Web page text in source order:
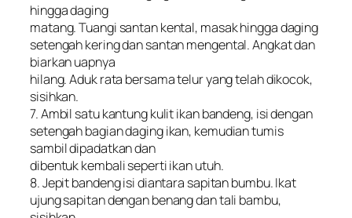
hingga daging
matang. Tuangi santan kental, masak hingga daging
setengah kering dan santan mengental. Angkat dan
biarkan uapnya
hilang. Aduk rata bersama telur yang telah dikocok,
sisihkan.
7. Ambil satu kantung kulit ikan bandeng, isi dengan
setengah bagian daging ikan, kemudian tumis
sambil dipadatkan dan
dibentuk kembali seperti ikan utuh.
8. Jepit bandeng isi diantara sapitan bumbu. Ikat
ujung sapitan dengan benang dan tali bambu,